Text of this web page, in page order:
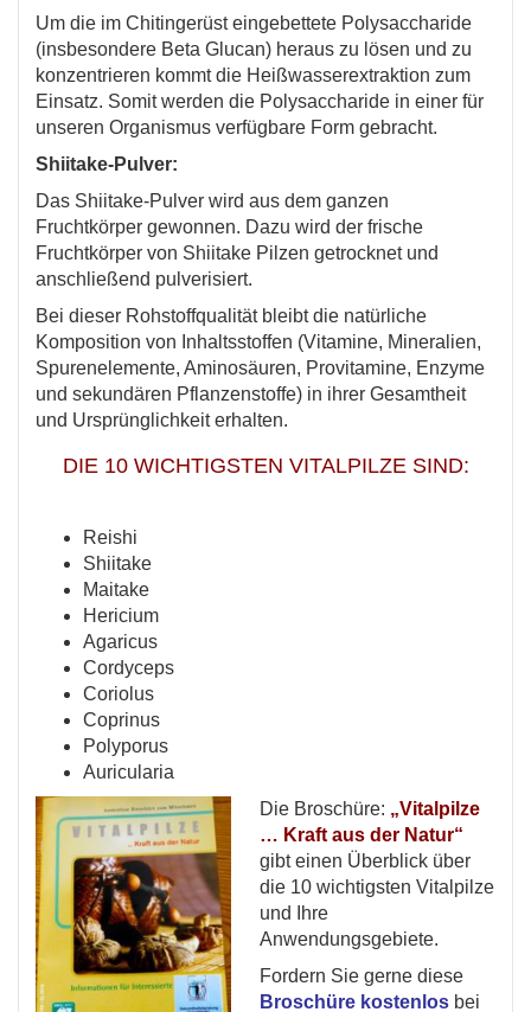
Um die im Chitingerüst eingebettete Polysaccharide
(insbesondere Beta Glucan) heraus zu lösen und zu
konzentrieren kommt die Heißwasserextraktion zum
Einsatz. Somit werden die Polysaccharide in einer für
unseren Organismus verfügbare Form gebracht.
Shiitake-Pulver:
Das Shiitake-Pulver wird aus dem ganzen
Fruchtkörper gewonnen. Dazu wird der frische
Fruchtkörper von Shiitake Pilzen getrocknet und
anschließend pulverisiert.
Bei dieser Rohstoffqualität bleibt die natürliche
Komposition von Inhaltsstoffen (Vitamine, Mineralien,
Spurenelemente, Aminosäuren, Provitamine, Enzyme
und sekundären Pflanzenstoffe) in ihrer Gesamtheit
und Ursprünglichkeit erhalten.
DIE 10 WICHTIGSTEN VITALPILZE SIND:
Reishi
Shiitake
Maitake
Hericium
Agaricus
Cordyceps
Coriolus
Coprinus
Polyporus
Auricularia
Die Broschüre: „Vitalpilze
… Kraft aus der Natur“
gibt einen Überblick über
die 10 wichtigsten Vitalpilze
und Ihre
Anwendungsgebiete.
Fordern Sie gerne diese
Broschüre kostenlos bei